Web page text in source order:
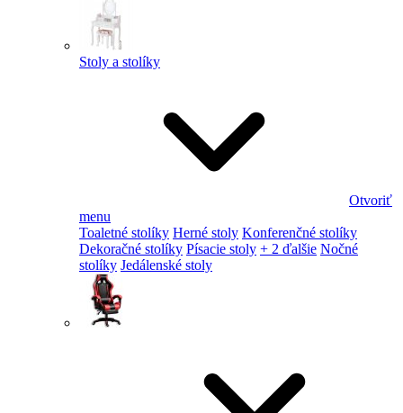
Stoly a stolíky
Otvoriť
menu
Toaletné stolíky Herné stoly Konferenčné stolíky
Dekoračné stolíky Písacie stoly + 2 ďalšie Nočné
stolíky Jedálenské stoly